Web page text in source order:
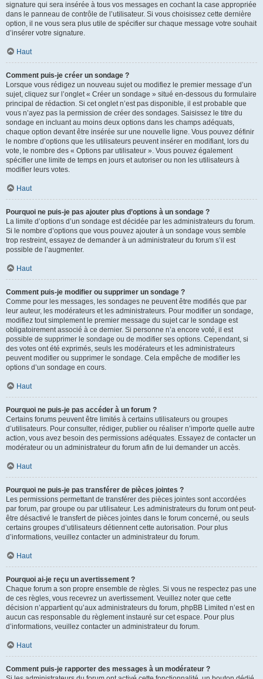
signature qui sera insérée à tous vos messages en cochant la case appropriée
dans le panneau de contrôle de l’utilisateur. Si vous choisissez cette dernière
option, il ne vous sera plus utile de spécifier sur chaque message votre souhait
d’insérer votre signature.
Haut
Comment puis-je créer un sondage ?
Lorsque vous rédigez un nouveau sujet ou modifiez le premier message d’un
sujet, cliquez sur l’onglet « Créer un sondage » situé en-dessous du formulaire
principal de rédaction. Si cet onglet n’est pas disponible, il est probable que
vous n’ayez pas la permission de créer des sondages. Saisissez le titre du
sondage en incluant au moins deux options dans les champs adéquats,
chaque option devant être insérée sur une nouvelle ligne. Vous pouvez définir
le nombre d’options que les utilisateurs peuvent insérer en modifiant, lors du
vote, le nombre des « Options par utilisateur ». Vous pouvez également
spécifier une limite de temps en jours et autoriser ou non les utilisateurs à
modifier leurs votes.
Haut
Pourquoi ne puis-je pas ajouter plus d’options à un sondage ?
La limite d’options d’un sondage est décidée par les administrateurs du forum.
Si le nombre d’options que vous pouvez ajouter à un sondage vous semble
trop restreint, essayez de demander à un administrateur du forum s’il est
possible de l’augmenter.
Haut
Comment puis-je modifier ou supprimer un sondage ?
Comme pour les messages, les sondages ne peuvent être modifiés que par
leur auteur, les modérateurs et les administrateurs. Pour modifier un sondage,
modifiez tout simplement le premier message du sujet car le sondage est
obligatoirement associé à ce dernier. Si personne n’a encore voté, il est
possible de supprimer le sondage ou de modifier ses options. Cependant, si
des votes ont été exprimés, seuls les modérateurs et les administrateurs
peuvent modifier ou supprimer le sondage. Cela empêche de modifier les
options d’un sondage en cours.
Haut
Pourquoi ne puis-je pas accéder à un forum ?
Certains forums peuvent être limités à certains utilisateurs ou groupes
d’utilisateurs. Pour consulter, rédiger, publier ou réaliser n’importe quelle autre
action, vous avez besoin des permissions adéquates. Essayez de contacter un
modérateur ou un administrateur du forum afin de lui demander un accès.
Haut
Pourquoi ne puis-je pas transférer de pièces jointes ?
Les permissions permettant de transférer des pièces jointes sont accordées
par forum, par groupe ou par utilisateur. Les administrateurs du forum ont peut-
être désactivé le transfert de pièces jointes dans le forum concerné, ou seuls
certains groupes d’utilisateurs détiennent cette autorisation. Pour plus
d’informations, veuillez contacter un administrateur du forum.
Haut
Pourquoi ai-je reçu un avertissement ?
Chaque forum a son propre ensemble de règles. Si vous ne respectez pas une
de ces règles, vous recevrez un avertissement. Veuillez noter que cette
décision n’appartient qu’aux administrateurs du forum, phpBB Limited n’est en
aucun cas responsable du règlement instauré sur cet espace. Pour plus
d’informations, veuillez contacter un administrateur du forum.
Haut
Comment puis-je rapporter des messages à un modérateur ?